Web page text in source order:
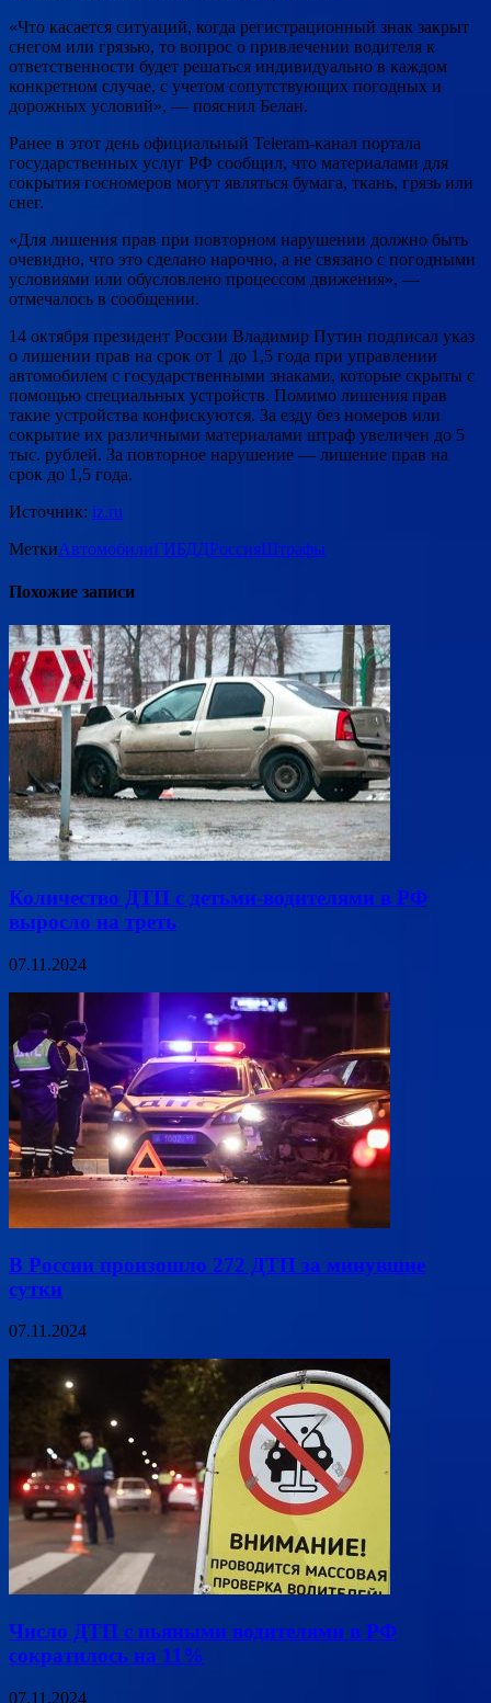
«Что касается ситуаций, когда регистрационный знак закрыт
снегом или грязью, то вопрос о привлечении водителя к
ответственности будет решаться индивидуально в каждом
конкретном случае, с учетом сопутствующих погодных и
дорожных условий», — пояснил Белан.
Ранее в этот день официальный Teleram-канал портала
государственных услуг РФ сообщил, что материалами для
сокрытия госномеров могут являться бумага, ткань, грязь или
снег.
«Для лишения прав при повторном нарушении должно быть
очевидно, что это сделано нарочно, а не связано с погодными
условиями или обусловлено процессом движения», —
отмечалось в сообщении.
14 октября президент России Владимир Путин подписал указ
о лишении прав на срок от 1 до 1,5 года при управлении
автомобилем с государственными знаками, которые скрыты с
помощью специальных устройств. Помимо лишения прав
такие устройства конфискуются. За езду без номеров или
сокрытие их различными материалами штраф увеличен до 5
тыс. рублей. За повторное нарушение — лишение прав на
срок до 1,5 года.
Источник: iz.ru
МеткиАвтомобилиГИБДДРоссияШтрафы
Похожие записи
Количество ДТП с детьми-водителями в РФ
выросло на треть
07.11.2024
В России произошло 272 ДТП за минувшие
сутки
07.11.2024
Число ДТП с пьяными водителями в РФ
сократилось на 11%
07.11.2024